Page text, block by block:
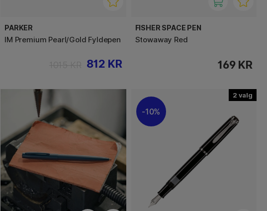
PARKER
IM Premium Pearl/Gold Fyldepen
812 KR
FISHER SPACE PEN
Stowaway Red
169 KR
2
10%